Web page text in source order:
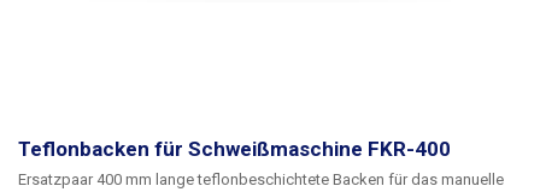
Teflonbacken für Schweißmaschine FKR-400
Ersatzpaar 400 mm lange teflonbeschichtete Backen für das manuelle